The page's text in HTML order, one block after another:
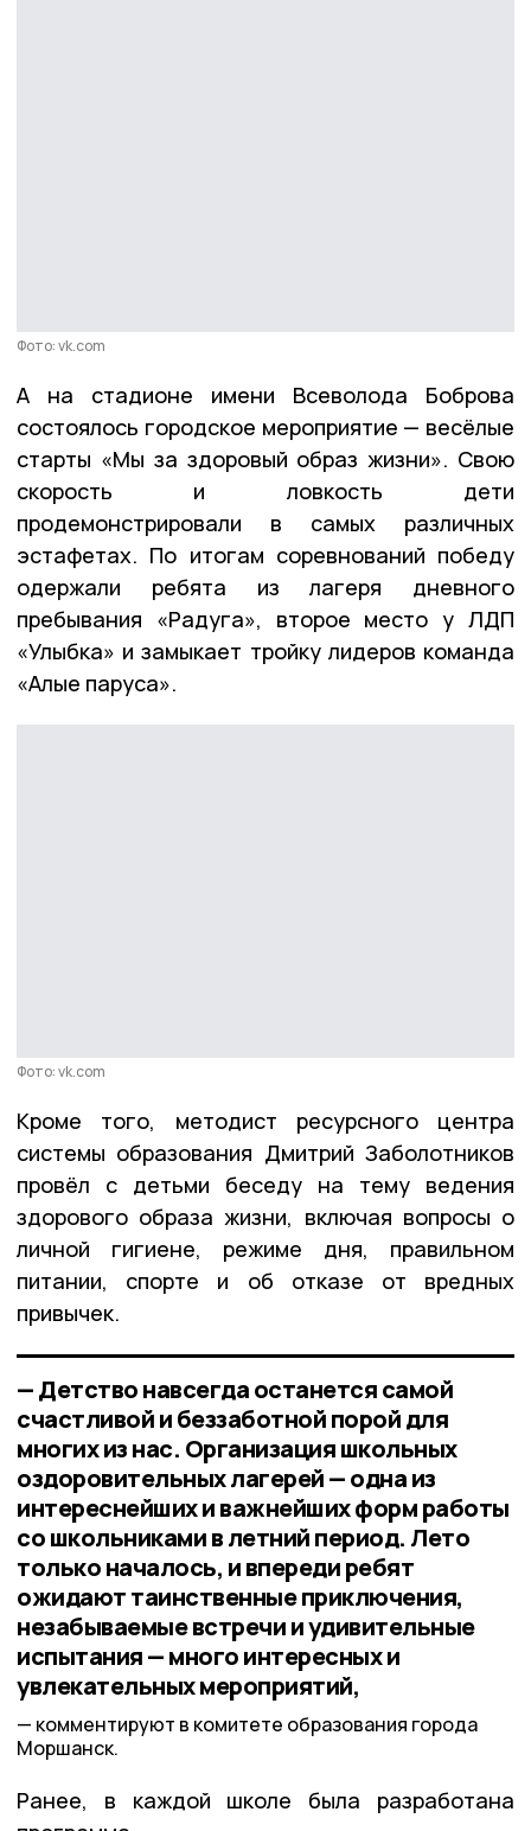
Фото: vk.com
А на стадионе имени Всеволода Боброва
состоялось городское мероприятие — весёлые
старты «Мы за здоровый образ жизни». Свою
скорость и ловкость дети
продемонстрировали в самых различных
эстафетах. По итогам соревнований победу
одержали ребята из лагеря дневного
пребывания «Радуга», второе место у ЛДП
«Улыбка» и замыкает тройку лидеров команда
«Алые паруса».
Фото: vk.com
Кроме того, методист ресурсного центра
системы образования Дмитрий Заболотников
провёл с детьми беседу на тему ведения
здорового образа жизни, включая вопросы о
личной гигиене, режиме дня, правильном
питании, спорте и об отказе от вредных
привычек.
— Детство навсегда останется самой
счастливой и беззаботной порой для
многих из нас. Организация школьных
оздоровительных лагерей — одна из
интереснейших и важнейших форм работы
со школьниками в летний период. Лето
только началось, и впереди ребят
ожидают таинственные приключения,
незабываемые встречи и удивительные
испытания — много интересных и
увлекательных мероприятий,
комментируют в комитете образования города
Моршанск.
Ранее, в каждой школе была разработана